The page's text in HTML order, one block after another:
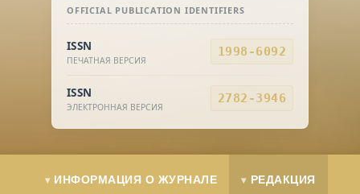
OFFICIAL PUBLICATION IDENTIFIERS
ISSN
ПЕЧАТНАЯ ВЕРСИЯ
1998-6092
ISSN
ЭЛЕКТРОННАЯ ВЕРСИЯ
2782-3946
ИНФОРМАЦИЯ О ЖУРНАЛЕ РЕДАКЦИЯ